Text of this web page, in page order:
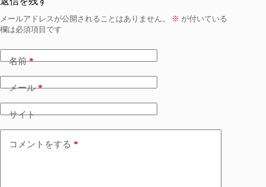
メールアドレスが公開されることはありません。 ※ が付いている
欄は必須項目です
名前*
メール*
サイト
コメントをする *